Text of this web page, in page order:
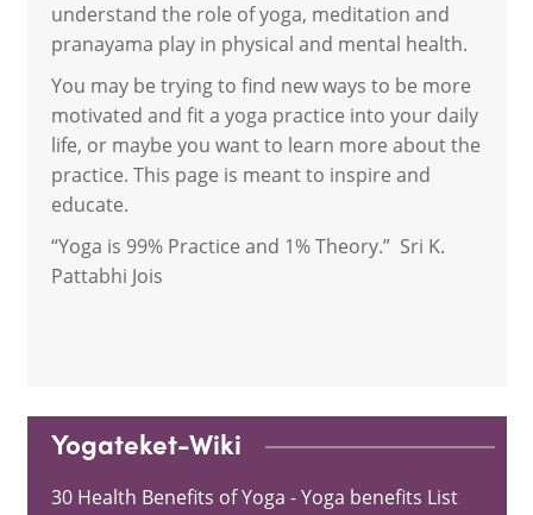
understand the role of yoga, meditation and
pranayama play in physical and mental health.
You may be trying to find new ways to be more
motivated and fit a yoga practice into your daily
life, or maybe you want to learn more about the
practice. This page is meant to inspire and
educate.
“Yoga is 99% Practice and 1% Theory.” Sri K.
Pattabhi Jois
Yogateket-Wiki
30 Health Benefits of Yoga - Yoga benefits List